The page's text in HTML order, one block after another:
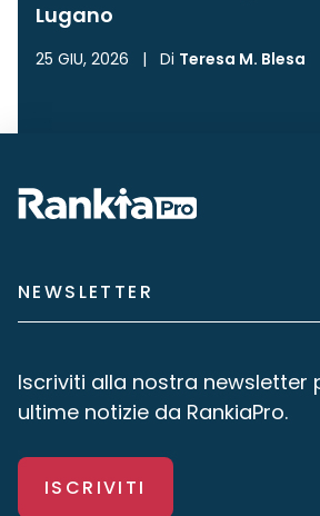
Lugano
25 GIU, 2026 | Di Teresa M. Blesa
NEWSLETTER
Iscriviti alla nostra newsletter
ultime notizie da RankiaPro.
ISCRIVITI